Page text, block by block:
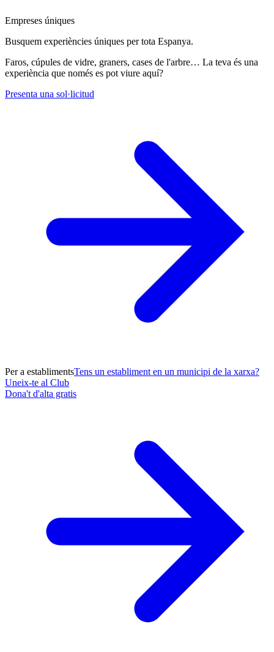
Empreses úniques
Busquem experiències úniques per tota Espanya.
Faros, cúpules de vidre, graners, cases de l'arbre… La teva és una
experiència que només es pot viure aquí?
Presenta una sol·licitud
Per a establimentsTens un establiment en un municipi de la xarxa?
Uneix-te al Club
Dona't d'alta gratis